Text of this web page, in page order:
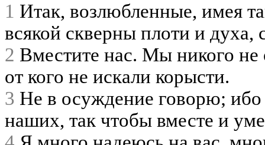
1 Итак, возлюбленные, имея
всякой скверны плоти и
2 Вместите нас. Мы никого
от кого не искали корысти.
3 Не в осуждение говорю; ибо
наших, так чтобы вместе и